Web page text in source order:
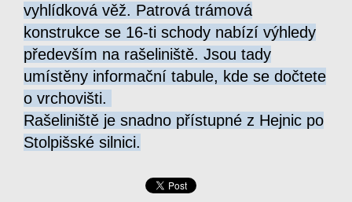
vyhlídková věž. Patrová trámová
konstrukce se 16-ti schody nabízí výhledy
především na rašeliniště. Jsou tady
umístěny informační tabule, kde se dočtete
o vrchovišti.
Rašeliniště je snadno přístupné z Hejnic po
Stolpišské silnici.